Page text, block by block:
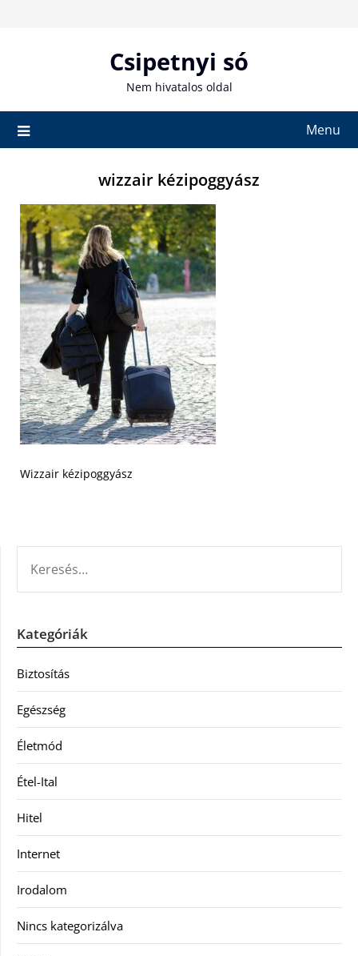
Csipetnyi só
Nem hivatalos oldal
Menu
wizzair kézipoggyász
Wizzair kézipoggyász
Kategóriák
Biztosítás
Egészség
Életmód
Étel-Ital
Hitel
Internet
Irodalom
Nincs kategorizálva